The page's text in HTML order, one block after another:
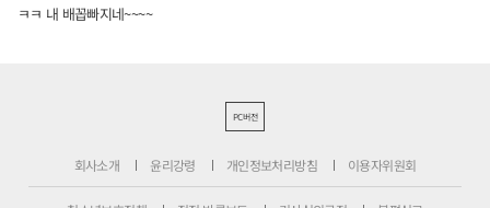
ㅋㅋ 내 배꼽빠지네~~~~
PC버전
회사소개 윤리강령 개인정보처리방침 이용자위원회